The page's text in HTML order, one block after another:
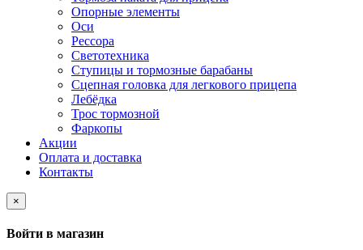
Опорные элементы
Оси
Рессора
Светотехника
Ступицы и тормозные барабаны
Сцепная головка для легкового прицепа
Лебёдка
Трос тормозной
Фаркопы
Акции
Оплата и доставка
Контакты
×
Войти в магазин